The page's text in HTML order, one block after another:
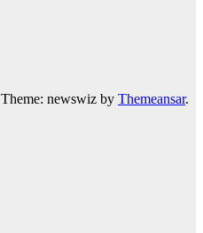
Theme: newswiz by Themeansar.